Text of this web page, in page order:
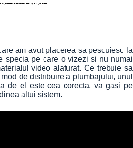
am avut placerea sa pescuiesc la
specia pe care o vizezi si nu numai
video alaturat. Ce trebuie sa
de distribuire a plumbajului, unul
de el este cea corecta, va gasi pe
altui sistem.